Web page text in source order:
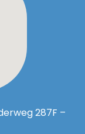
287F –